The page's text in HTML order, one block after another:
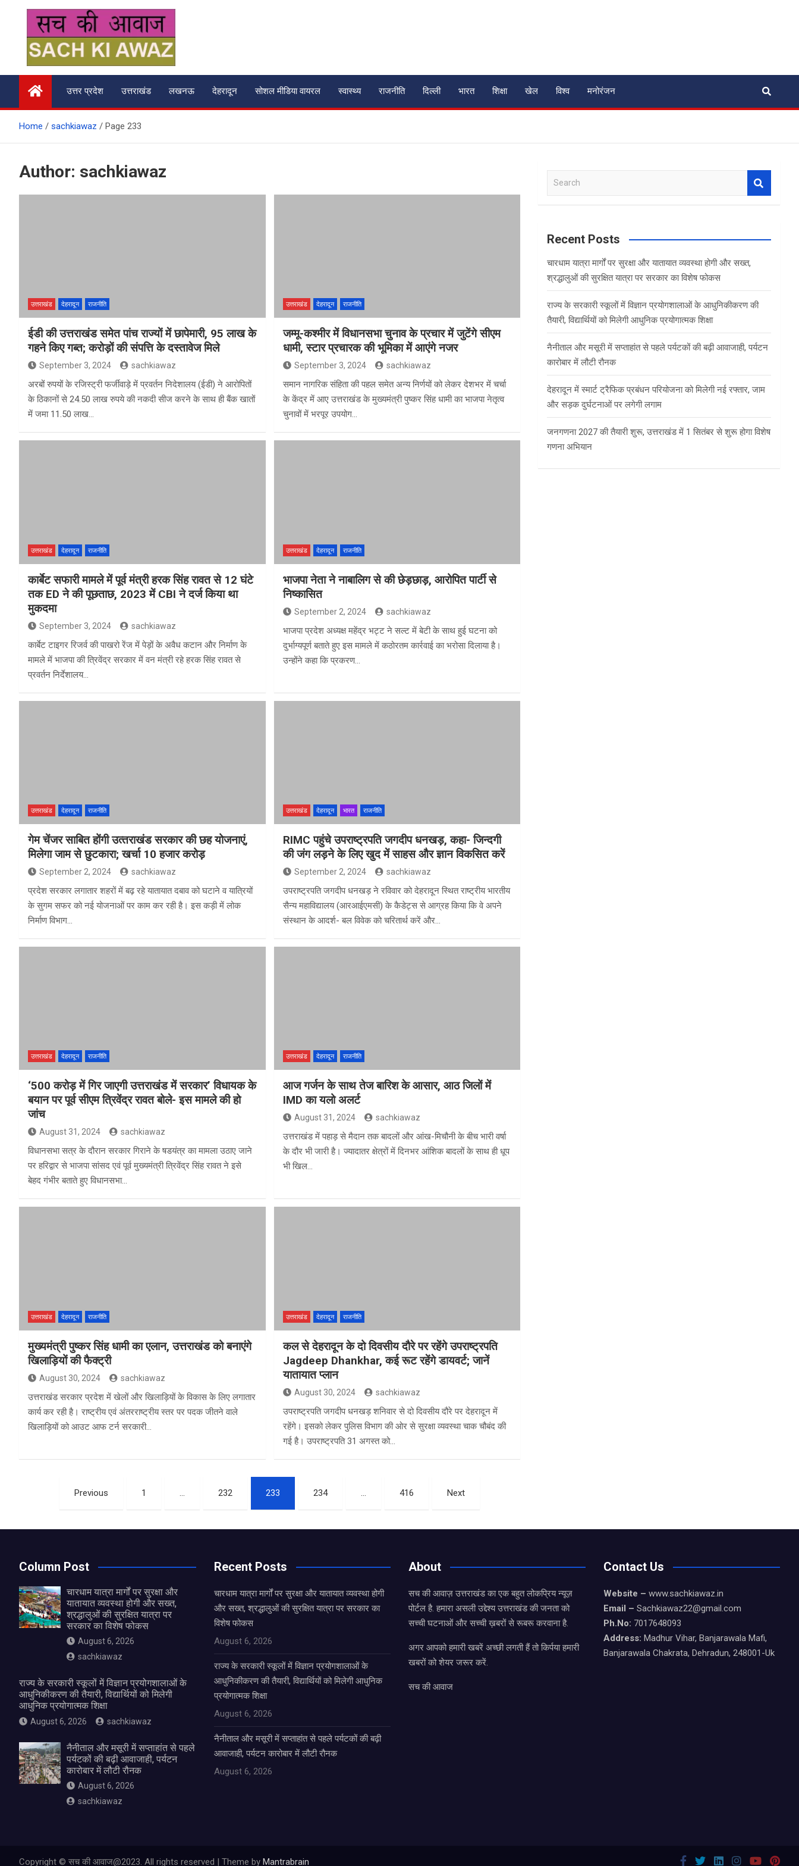
content
सच की आवाज
उत्तर प्रदेश उत्तराखंड लखनऊ देहरादून सोशल मीडिया वायरल स्वास्थ्य राजनीति दिल्ली भारत शिक्षा खेल विश्व मनोरंजन
Home sachkiawaz Page 233
Author: sachkiawaz
उत्तराखंड देहरादून राजनीति
ईडी की उत्तराखंड समेत पांच राज्यों में छापेमारी, 95 लाख के
गहने किए गब्त; करोड़ों की संपत्ति के दस्तावेज मिले
September 3, 2024 sachkiawaz
अरबों रुपयों के रजिस्ट्री फर्जीवाड़े में प्रवर्तन निदेशालय (ईडी) ने आरोपितों
के ठिकानों से 24.50 लाख रुपये की नकदी सीज करने के साथ ही बैंक खातों
में जमा 11.50 लाख…
उत्तराखंड देहरादून राजनीति
जम्मू-कश्मीर में विधानसभा चुनाव के प्रचार में जुटेंगे सीएम
धामी, स्टार प्रचारक की भूमिका में आएंगे नजर
September 3, 2024 sachkiawaz
समान नागरिक संहिता की पहल समेत अन्य निर्णयों को लेकर देशभर में चर्चा
के केंद्र में आए उत्तराखंड के मुख्यमंत्री पुष्कर सिंह धामी का भाजपा नेतृत्व
चुनावों में भरपूर उपयोग…
उत्तराखंड देहरादून राजनीति
कार्बेट सफारी मामले में पूर्व मंत्री हरक सिंह रावत से 12 घंटे
तक ED ने की पूछताछ, 2023 में CBI ने दर्ज किया था
मुकदमा
September 3, 2024 sachkiawaz
कार्बेट टाइगर रिजर्व की पाखरो रेंज में पेड़ों के अवैध कटान और निर्माण के
मामले में भाजपा की त्रिवेंद्र सरकार में वन मंत्री रहे हरक सिंह रावत से
प्रवर्तन निर्देशालय…
उत्तराखंड देहरादून राजनीति
भाजपा नेता ने नाबालिग से की छेड़छाड़, आरोपित पार्टी से
निष्कासित
September 2, 2024 sachkiawaz
भाजपा प्रदेश अध्यक्ष महेंद्र भट्ट ने सल्ट में बेटी के साथ हुई घटना को
दुर्भाग्यपूर्ण बताते हुए इस मामले में कठोरतम कार्रवाई का भरोसा दिलाया है।
उन्होंने कहा कि प्रकरण…
उत्तराखंड देहरादून राजनीति
गेम चेंजर साबित होंगी उत्‍तराखंड सरकार की छह योजनाएं,
मिलेगा जाम से छुटकारा; खर्चा 10 हजार करोड़
September 2, 2024 sachkiawaz
प्रदेश सरकार लगातार शहरों में बढ़ रहे यातायात दबाव को घटाने व यात्रियों
के सुगम सफर को नई योजनाओं पर काम कर रही है। इस कड़ी में लोक
निर्माण विभाग…
उत्तराखंड देहरादून भारत राजनीति
RIMC पहुंचे उपराष्ट्रपति जगदीप धनखड़, कहा- जिन्दगी
की जंग लड़ने के लिए खुद में साहस और ज्ञान विकसित करें
September 2, 2024 sachkiawaz
उपराष्ट्रपति जगदीप धनखड़ ने रविवार को देहरादून स्थित राष्ट्रीय भारतीय
सैन्य महाविद्यालय (आरआईएमसी) के कैडेट्स से आग्रह किया कि वे अपने
संस्थान के आदर्श- बल विवेक को चरितार्थ करें और…
उत्तराखंड देहरादून राजनीति
‘500 करोड़ में गिर जाएगी उत्तराखंड में सरकार’ विधायक के
बयान पर पूर्व सीएम त्रिवेंद्र रावत बोले- इस मामले की हो
जांच
August 31, 2024 sachkiawaz
विधानसभा सत्र के दौरान सरकार गिराने के षडयंत्र का मामला उठाए जाने
पर हरिद्वार से भाजपा सांसद एवं पूर्व मुख्यमंत्री त्रिवेंद्र सिंह रावत ने इसे
बेहद गंभीर बताते हुए विधानसभा…
उत्तराखंड देहरादून राजनीति
आज गर्जन के साथ तेज बारिश के आसार, आठ जिलों में
IMD का यलो अलर्ट
August 31, 2024 sachkiawaz
उत्तराखंड में पहाड़ से मैदान तक बादलों और आंख-मिचौनी के बीच भारी वर्षा
के दौर भी जारी है। ज्यादातर क्षेत्रों में दिनभर आंशिक बादलों के साथ ही धूप
भी खिल…
उत्तराखंड देहरादून राजनीति
मुख्‍यमंत्री पुष्कर सिंह धामी का एलान, उत्तराखंड को बनाएंगे
खिलाड़ियों की फैक्ट्री
August 30, 2024 sachkiawaz
उत्तराखंड सरकार प्रदेश में खेलों और खिलाड़ियों के विकास के लिए लगातार
कार्य कर रही है। राष्ट्रीय एवं अंतरराष्ट्रीय स्तर पर पदक जीतने वाले
खिलाड़ियों को आउट आफ टर्न सरकारी…
उत्तराखंड देहरादून राजनीति
कल से देहरादून के दो दिवसीय दौरे पर रहेंगे उपराष्ट्रपति
Jagdeep Dhankhar, कई रूट रहेंगे डायवर्ट; जानें
यातायात प्लान
August 30, 2024 sachkiawaz
उपराष्ट्रपति जगदीप धनखड़ शनिवार से दो दिवसीय दौरे पर देहरादून में
रहेंगे। इसको लेकर पुलिस विभाग की ओर से सुरक्षा व्यवस्था चाक चौबंद की
गई है। उपराष्ट्रपति 31 अगस्त को…
pagination
Previous 1 … 232 233 234 … 416 Next
a
c
Recent Posts
चारधाम यात्रा मार्गों पर सुरक्षा और यातायात व्यवस्था होगी और सख्त,
श्रद्धालुओं की सुरक्षित यात्रा पर सरकार का विशेष फोकस
राज्य के सरकारी स्कूलों में विज्ञान प्रयोगशालाओं के आधुनिकीकरण की
तैयारी, विद्यार्थियों को मिलेगी आधुनिक प्रयोगात्मक शिक्षा
नैनीताल और मसूरी में सप्ताहांत से पहले पर्यटकों की बढ़ी आवाजाही, पर्यटन
कारोबार में लौटी रौनक
देहरादून में स्मार्ट ट्रैफिक प्रबंधन परियोजना को मिलेगी नई रफ्तार, जाम
और सड़क दुर्घटनाओं पर लगेगी लगाम
जनगणना 2027 की तैयारी शुरू, उत्तराखंड में 1 सितंबर से शुरू होगा विशेष
गणना अभियान
Column Post
चारधाम यात्रा मार्गों पर सुरक्षा और
यातायात व्यवस्था होगी और सख्त,
श्रद्धालुओं की सुरक्षित यात्रा पर
सरकार का विशेष फोकस
August 6, 2026
sachkiawaz
राज्य के सरकारी स्कूलों में विज्ञान प्रयोगशालाओं के
आधुनिकीकरण की तैयारी, विद्यार्थियों को मिलेगी
आधुनिक प्रयोगात्मक शिक्षा
August 6, 2026 sachkiawaz
नैनीताल और मसूरी में सप्ताहांत से पहले
पर्यटकों की बढ़ी आवाजाही, पर्यटन
कारोबार में लौटी रौनक
August 6, 2026
sachkiawaz
Recent Posts
चारधाम यात्रा मार्गों पर सुरक्षा और यातायात व्यवस्था होगी
और सख्त, श्रद्धालुओं की सुरक्षित यात्रा पर सरकार का
विशेष फोकस
August 6, 2026
राज्य के सरकारी स्कूलों में विज्ञान प्रयोगशालाओं के
आधुनिकीकरण की तैयारी, विद्यार्थियों को मिलेगी आधुनिक
प्रयोगात्मक शिक्षा
August 6, 2026
नैनीताल और मसूरी में सप्ताहांत से पहले पर्यटकों की बढ़ी
आवाजाही, पर्यटन कारोबार में लौटी रौनक
August 6, 2026
About
सच की आवाज़ उत्तराखंड का एक बहुत लोकप्रिय न्यूज़
पोर्टल है. हमारा असली उद्देश्य उत्तराखंड की जनता को
सच्ची घटनाओं और सच्ची ख़बरों से रूबरू करवाना है.
अगर आपको हमारी खबरें अच्छी लगती हैं तो किर्पया हमारी
खबरों को शेयर जरूर करें.
सच की आवाज
Contact Us
Website – www.sachkiawaz.in
Email – Sachkiawaz22@gmail.com
Ph.No: 7017648093
Address: Madhur Vihar, Banjarawala Mafi,
Banjarawala Chakrata, Dehradun, 248001-Uk
Copyright © सच की आवाज@2023. All rights reserved | Theme by Mantrabrain